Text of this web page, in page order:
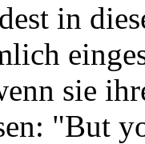
in
sie
"But